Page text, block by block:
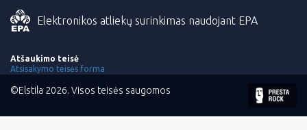
Elektronikos atliekų surinkimas naudojant EPA
Atšaukimo teisė
Atsisakymo teisės forma
©Elstila 2026. Visos teisės saugomos